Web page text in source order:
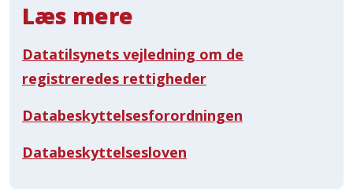
Læs mere
Datatilsynets vejledning om de
registreredes rettigheder
Databeskyttelsesforordningen
Databeskyttelsesloven